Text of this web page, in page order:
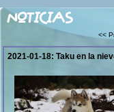
NOTICIAS
<<
2021-01-18:Taku en la